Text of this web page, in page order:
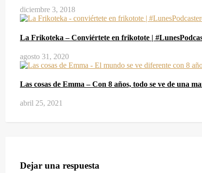
diciembre 3, 2018
La Frikoteka – Conviértete en frikotote |
agosto 31, 2020
Las cosas de Emma – Con 8 años, todo se ve de una
abril 25, 2021
Dejar una respuesta